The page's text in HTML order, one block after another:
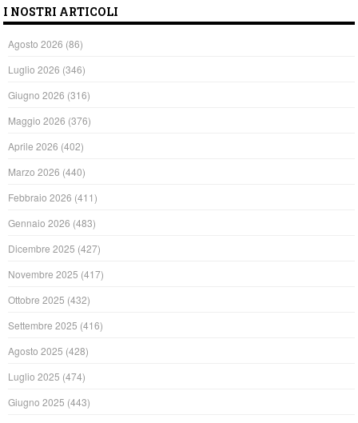
I NOSTRI ARTICOLI
Agosto 2026 (86)
Luglio 2026 (346)
Giugno 2026 (316)
Maggio 2026 (376)
Aprile 2026 (402)
Marzo 2026 (440)
Febbraio 2026 (411)
Gennaio 2026 (483)
Dicembre 2025 (427)
Novembre 2025 (417)
Ottobre 2025 (432)
Settembre 2025 (416)
Agosto 2025 (428)
Luglio 2025 (474)
Giugno 2025 (443)